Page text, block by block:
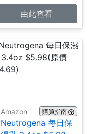
由此查看
Amazon 購買指南
Neutrogena 每日保